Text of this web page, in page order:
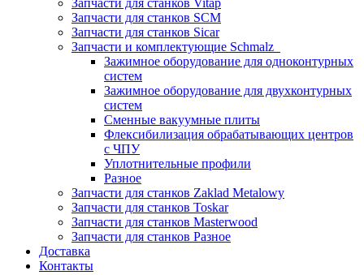
Запчасти для станков Vitap
Запчасти для станков SCM
Запчасти для станков Sicar
Запчасти и комплектующие Schmalz
Зажимное оборудование для одноконтурных
систем
Зажимное оборудование для двухконтурных
систем
Сменные вакуумные плиты
Флексибилизация обрабатывающих центров
с ЧПУ
Уплотнительные профили
Разное
Запчасти для станков Zaklad Metalowy
Запчасти для станков Toskar
Запчасти для станков Masterwood
Запчасти для станков Разное
Доставка
Контакты